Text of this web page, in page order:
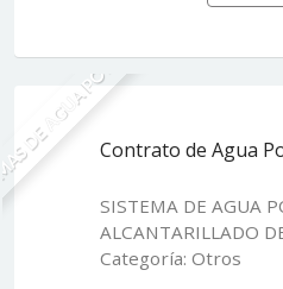
AGUA POTABLEContrato de Agua
SISTEMA DE AGUA
ALCANTARILLADO
Categoría: Otros